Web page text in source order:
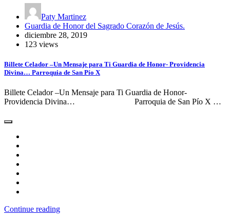
Paty Martinez
Guardia de Honor del Sagrado Corazón de Jesús.
diciembre 28, 2019
123 views
Billete Celador –Un Mensaje para Ti Guardia de Honor- Providencia
Divina… Parroquia de San Pío X
Billete Celador –Un Mensaje para Ti Guardia de Honor-
Providencia Divina… Parroquia de San Pío X …
Continue reading